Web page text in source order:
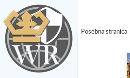
Posebna stranica